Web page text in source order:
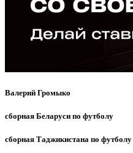
Валерий Громыко
сборная Беларуси по футболу
сборная Таджикистана по футболу